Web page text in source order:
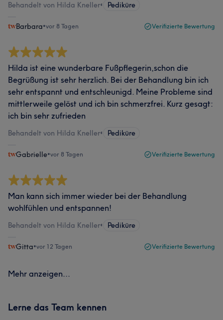
Behandelt von Hilda Kneller• Pediküre
Barbara•vor 8 Tagen Verifizierte Bewertung
Hilda ist eine wunderbare Fußpflegerin,schon die
Begrüßung ist sehr herzlich. Bei der Behandlung bin ich
sehr entspannt und entschleunigd. Meine Probleme sind
mittlerweile gelöst und ich bin schmerzfrei. Kurz gesagt:
ich bin sehr zufrieden
Behandelt von Hilda Kneller• Pediküre
Gabrielle•vor 8 Tagen Verifizierte Bewertung
Man kann sich immer wieder bei der Behandlung
wohlfühlen und entspannen!
Behandelt von Hilda Kneller• Pediküre
Gitta•vor 12 Tagen Verifizierte Bewertung
Mehr anzeigen...
Lerne das Team kennen